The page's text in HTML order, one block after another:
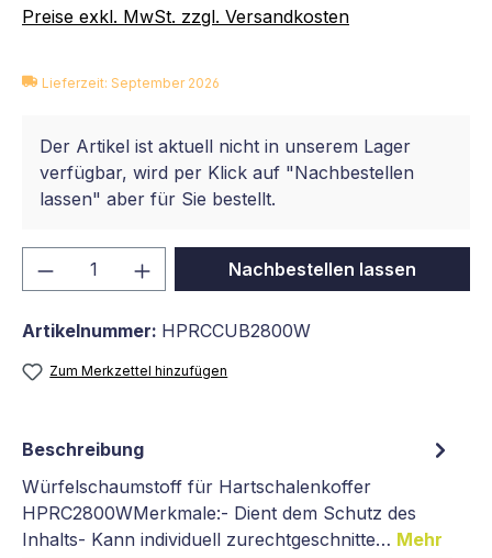
Preise exkl. MwSt. zzgl. Versandkosten
Lieferzeit: September 2026
Der Artikel ist aktuell nicht in unserem Lager
verfügbar, wird per Klick auf "Nachbestellen
lassen" aber für Sie bestellt.
Produkt Anzahl: Gib denNachbestellen lassen
Artikelnummer: HPRCCUB2800W
Zum Merkzettel hinzufügen
Beschreibung
Würfelschaumstoff für Hartschalenkoffer
HPRC2800WMerkmale:- Dient dem Schutz des
Inhalts- Kann individuell zurechtgeschnitte… Mehr